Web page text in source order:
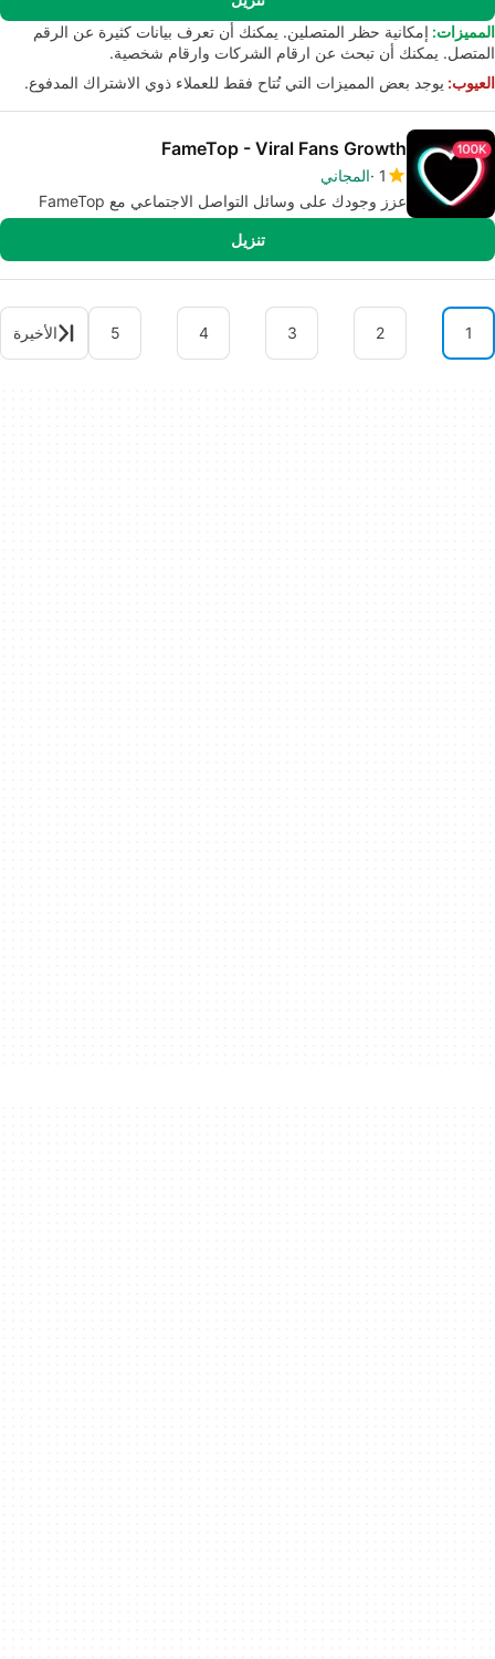
المميزات: إمكانية حظر المتصلين. يمكنك أن تعرف بيانات كثيرة عن الرقم
المتصل. يمكنك أن تبحث عن ارقام الشركات وارقام شخصية.
العيوب: يوجد بعض المميزات التي تُتاح فقط للعملاء ذوي الاشتراك المدفوع.
FameTop - Viral Fans Growth
1 المجاني
عزز وجودك على وسائل التواصل الاجتماعي مع FameTop
تنزيل
1
2
3
4
5 الأخيرة